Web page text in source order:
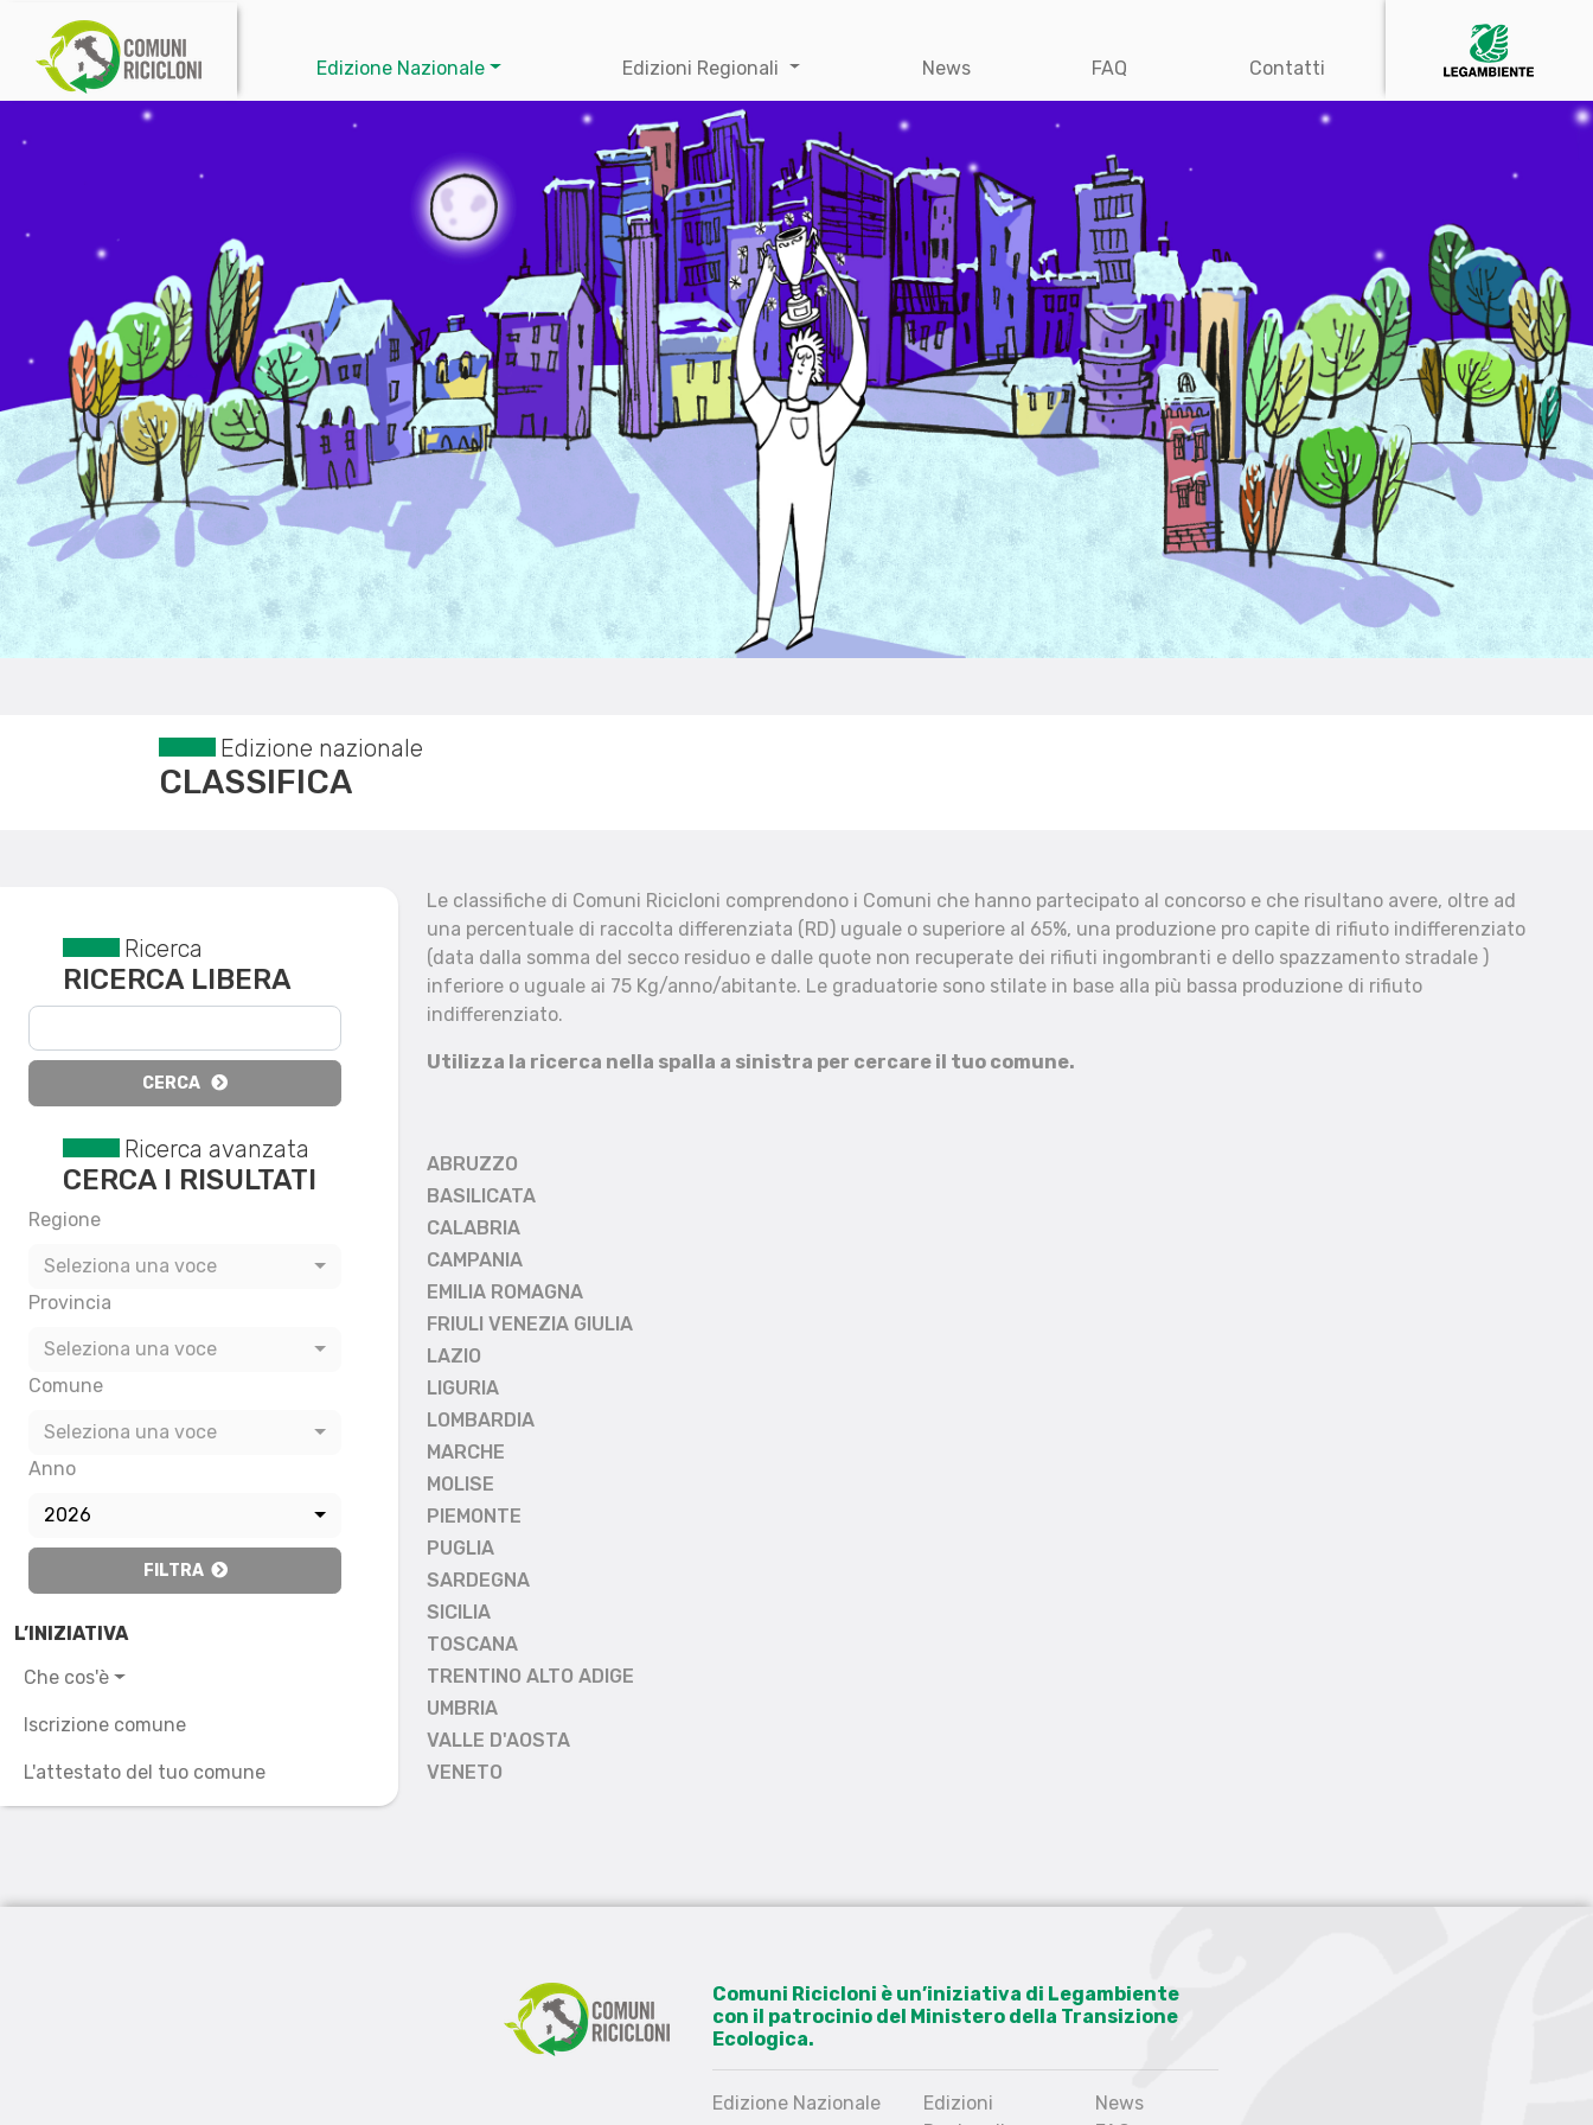
Edizione Nazionale Edizioni Regionali News FAQ Contatti
Edizione nazionale
CLASSIFICA
Reset filtri
Ricerca
RICERCA LIBERA
CERCA
Ricerca avanzata
CERCA I RISULTATI
Regione
Seleziona una voce
Provincia
Seleziona una voce
Comune
Seleziona una voce
Anno
2026
FILTRA
L’INIZIATIVA
Che cos'è
Iscrizione comune
L'attestato del tuo comune
Le classifiche di Comuni Ricicloni comprendono i Comuni che hanno partecipato al concorso e che risultano avere, oltre ad
una percentuale di raccolta differenziata (RD) uguale o superiore al 65%, una produzione pro capite di rifiuto indifferenziato
(data dalla somma del secco residuo e dalle quote non recuperate dei rifiuti ingombranti e dello spazzamento stradale )
inferiore o uguale ai 75 Kg/anno/abitante. Le graduatorie sono stilate in base alla più bassa produzione di rifiuto
indifferenziato.
Utilizza la ricerca nella spalla a sinistra per cercare il tuo comune.
ABRUZZO
BASILICATA
CALABRIA
CAMPANIA
EMILIA ROMAGNA
FRIULI VENEZIA GIULIA
LAZIO
LIGURIA
LOMBARDIA
MARCHE
MOLISE
PIEMONTE
PUGLIA
SARDEGNA
SICILIA
TOSCANA
TRENTINO ALTO ADIGE
UMBRIA
VALLE D'AOSTA
VENETO
Comuni Ricicloni è un’iniziativa di Legambiente
con il patrocinio del Ministero della Transizione
Ecologica.
Edizione Nazionale
Edizioni
News